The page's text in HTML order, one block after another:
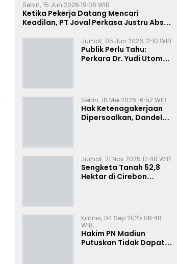
Senin, 15 Jun 2026 19:06 WIB
Ketika Pekerja Datang Mencari
Keadilan, PT Joval Perkasa Justru Absen
Jumat, 05 Jun 2026 12:10 WIB
Publik Perlu Tahu:
Perkara Dr. Yudi Utomo
Resmi
Senin, 18 Mei 2026 16:52 WIB
Hak Ketenagakerjaan
Dipersoalkan, Dandel
Jumat, 21 Nov 2025 17:48 WIB
Sengketa Tanah 52,8
Hektar di Cirebon
Kamis, 04 Sep 2025 06:48
WIB
Hakim PN Madiun
Putuskan Tidak Dapat